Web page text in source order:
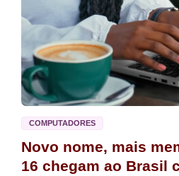
COMPUTADORES
Novo nome, mais
16 chegam ao Brasil